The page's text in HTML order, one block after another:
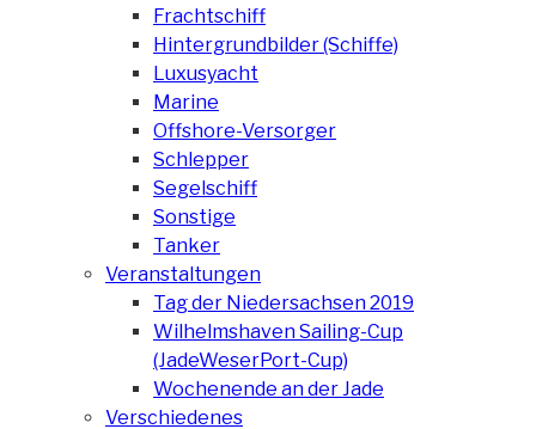
Frachtschiff
Hintergrundbilder (Schiffe)
Luxusyacht
Marine
Offshore-Versorger
Schlepper
Segelschiff
Sonstige
Tanker
Veranstaltungen
Tag der Niedersachsen 2019
Wilhelmshaven Sailing-Cup
(JadeWeserPort-Cup)
Wochenende an der Jade
Verschiedenes